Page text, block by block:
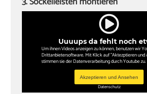
Uuuups da fehlt noch
Um ihnen Videos anzeigen zu können, benutzen wir
Drittanbietersoftware. Mit Klick auf "Aktezptieren und
stimmen sie der Datenverarbeitung durch Youtube zu.
Akzeptieren und Ansehen
Datenschutz